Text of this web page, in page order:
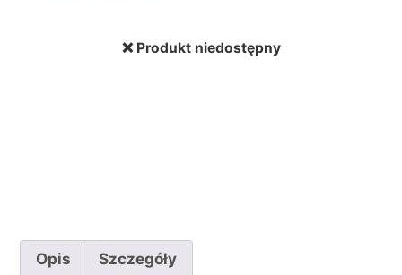
❌ Produkt niedostępny
Opis Szczegóły